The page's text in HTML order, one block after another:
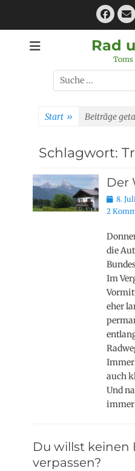
E-
Rad
Toms
Suchen
nach:
Start » Beiträge
Schlagwort:
Der
Posted
on
8.
2
die
Im
eher
auch
Und
Du willst keinen
verpassen?